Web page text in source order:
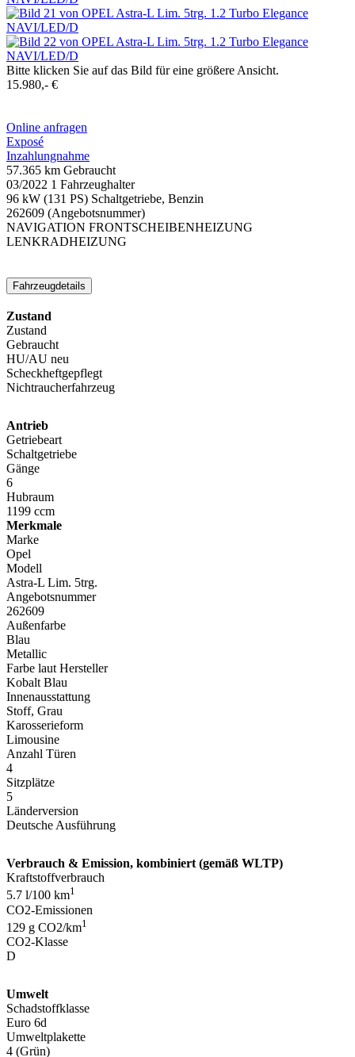
Bitte klicken Sie auf das Bild für eine größere Ansicht.
15.980,- €
Online anfragen
Exposé
Inzahlungnahme
57.365 km Gebraucht
03/2022 1 Fahrzeughalter
96 kW (131 PS) Schaltgetriebe, Benzin
262609 (Angebotsnummer)
NAVIGATION FRONTSCHEIBENHEIZUNG
LENKRADHEIZUNG
Fahrzeugdetails
Zustand
Zustand
Gebraucht
HU/AU neu
Scheckheftgepflegt
Nichtraucherfahrzeug
Antrieb
Getriebeart
Schaltgetriebe
Gänge
6
Hubraum
1199 ccm
Merkmale
Marke
Opel
Modell
Astra-L Lim. 5trg.
Angebotsnummer
262609
Außenfarbe
Blau
Metallic
Farbe laut Hersteller
Kobalt Blau
Innenausstattung
Stoff, Grau
Karosserieform
Limousine
Anzahl Türen
4
Sitzplätze
5
Länderversion
Deutsche Ausführung
Verbrauch & Emission, kombiniert (gemäß WLTP)
Kraftstoffverbrauch
5.7 l/100 km1
CO2-Emissionen
129 g CO2/km1
CO2-Klasse
D
Umwelt
Schadstoffklasse
Euro 6d
Umweltplakette
4 (Grün)